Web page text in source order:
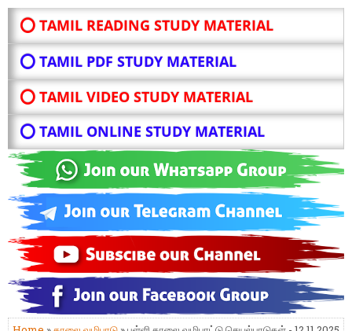
⭕ TAMIL READING STUDY MATERIAL
⭕ TAMIL PDF STUDY MATERIAL
⭕ TAMIL VIDEO STUDY MATERIAL
⭕ TAMIL ONLINE STUDY MATERIAL